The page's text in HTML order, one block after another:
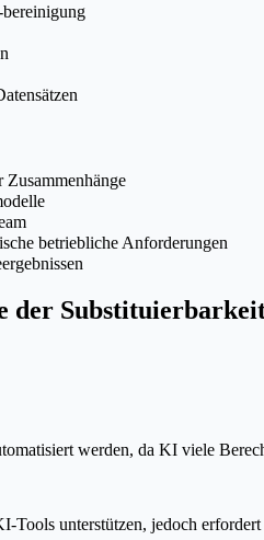
Zusammenhänge
betriebliche Anforderungen
der
werden, da KI viele
Tools unterstützen, jedoch